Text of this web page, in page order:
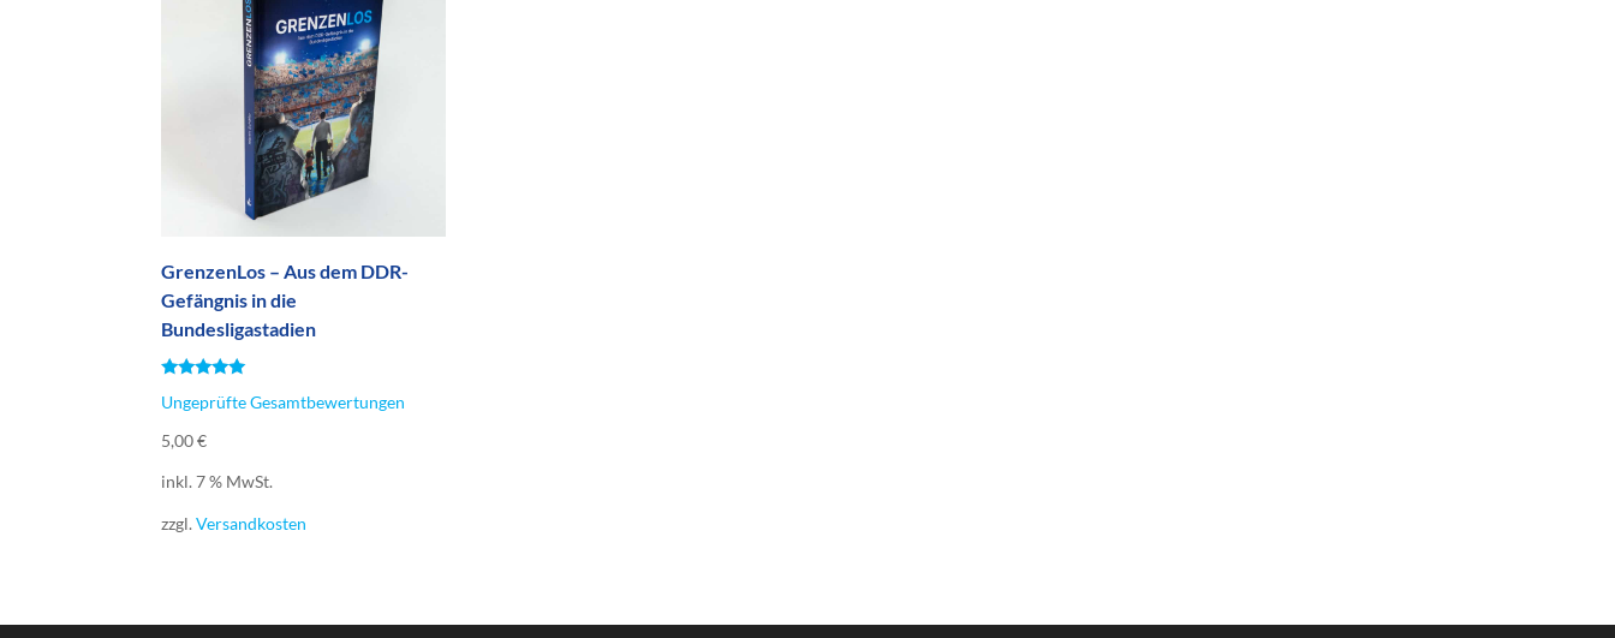
GrenzenLos – Aus dem DDR-
Gefängnis in die
Bundesligastadien
mit
von 5
Ungeprüfte Gesamtbewertungen
5,00€
inkl. 7 % MwSt.
zzgl.Versandkosten